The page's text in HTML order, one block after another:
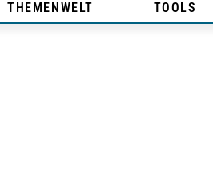
THEMENWELT TOOLS